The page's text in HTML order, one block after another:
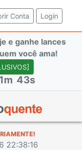
Conta (current)
Login
e ganhe lances
você ama!
43s
22:38:16